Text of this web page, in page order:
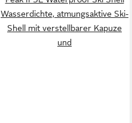
Wasserdichte, atmungsaktive Ski-
Shell mit verstellbarer Kapuze
und